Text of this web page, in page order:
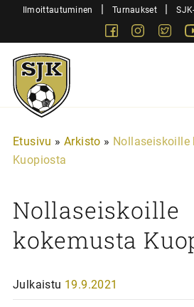
SiirryIlmoittautuminen | Turnaukset |
Facebook
Sjk-
Juniorit
Etusivu » Arkisto » Nollaseiskoille
Kuopiosta
Nollaseiskoille
kokemusta
Julkaistu 19.9.2021